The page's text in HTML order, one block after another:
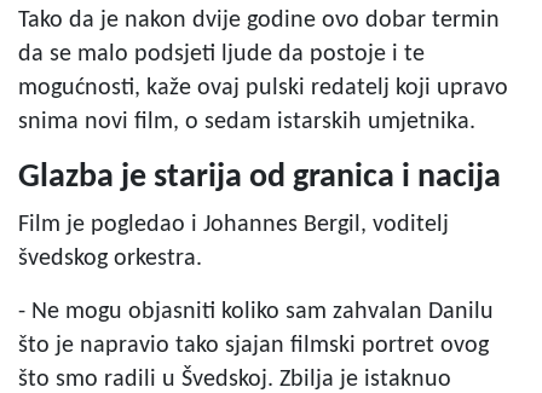
Tako da je nakon dvije godine ovo dobar termin
da se malo podsjeti ljude da postoje i te
mogućnosti, kaže ovaj pulski redatelj koji upravo
snima novi film, o sedam istarskih umjetnika.
Glazba je starija od granica i nacija
Film je pogledao i Johannes Bergil, voditelj
švedskog orkestra.
- Ne mogu objasniti koliko sam zahvalan Danilu
što je napravio tako sjajan filmski portret ovog
što smo radili u Švedskoj. Zbilja je istaknuo